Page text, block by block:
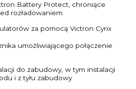
Battery Protect, chroniące
rozładowaniem
za pomocą Victron Cyrix
umożliwiającego połączenie
do zabudowy, w tym instalacji
i z tyłu zabudowy